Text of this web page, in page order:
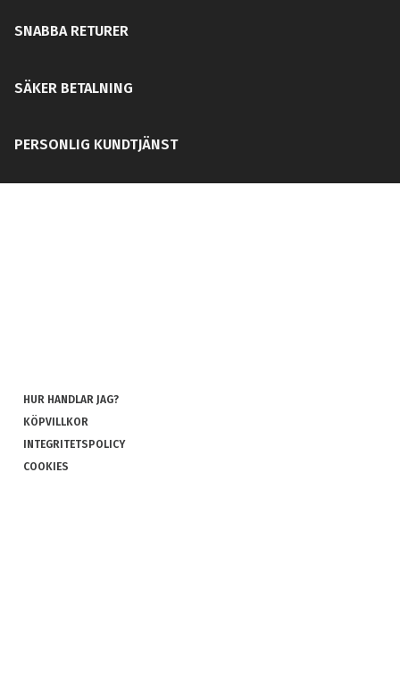
SNABBA RETURER
SÄKER BETALNING
PERSONLIG KUNDTJÄNST
HUR HANDLAR JAG?
KÖPVILLKOR
INTEGRITETSPOLICY
COOKIES